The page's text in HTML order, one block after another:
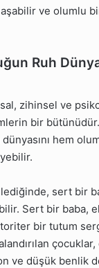
ve olumlu
Ruh
zihinsel ve
bir
hem
sert bir
Sert bir baba,
bir tutum
ve düşük benlik